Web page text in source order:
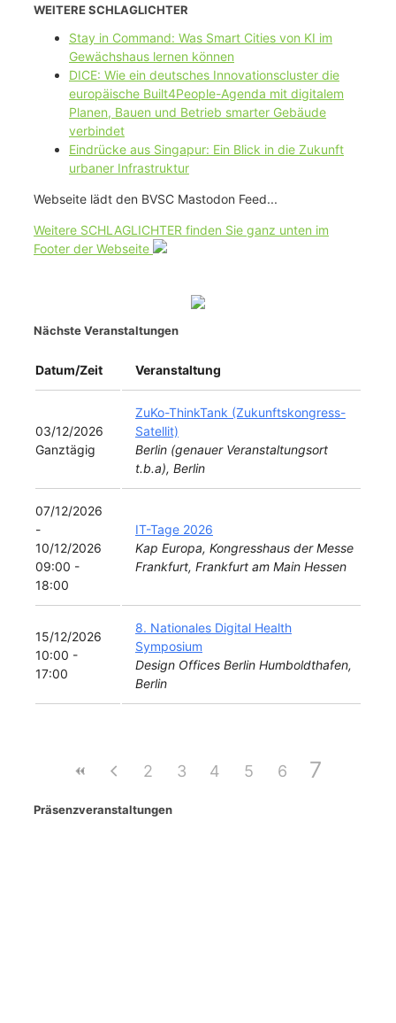
WEITERE SCHLAGLICHTER
Stay in Command: Was Smart Cities von KI im
Gewächshaus lernen können
DICE: Wie ein deutsches Innovationscluster die
europäische Built4People-Agenda mit digitalem
Planen, Bauen und Betrieb smarter Gebäude
verbindet
Eindrücke aus Singapur: Ein Blick in die Zukunft
urbaner Infrastruktur
Webseite lädt den BVSC Mastodon Feed...
Weitere SCHLAGLICHTER finden Sie ganz unten im
Footer der Webseite
Nächste Veranstaltungen
Datum/Zeit Veranstaltung
03/12/2026
Ganztägig
ZuKo-ThinkTank (Zukunftskongress-
Satellit)
Berlin (genauer Veranstaltungsort
t.b.a), Berlin
07/12/2026
-
10/12/2026
09:00 -
18:00
IT-Tage 2026
Kap Europa, Kongresshaus der Messe
Frankfurt, Frankfurt am Main Hessen
15/12/2026
10:00 -
17:00
8. Nationales Digital Health
Symposium
Design Offices Berlin Humboldthafen,
Berlin
2 3 4 5 6 7
Präsenzveranstaltungen